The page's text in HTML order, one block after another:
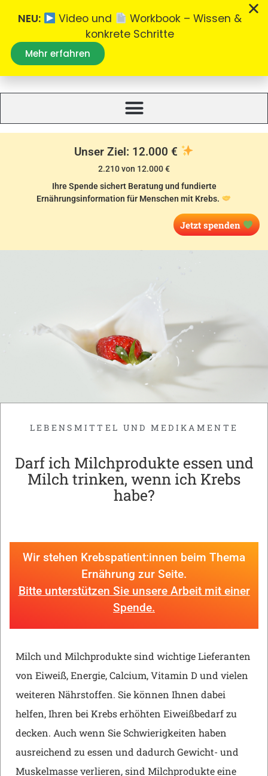
Was essen bei Krebs
Unser Ziel: 12.000 €
2.210 von 12.000 €
Ihre Spende sichert Beratung und fundierte
Ernährungsinformation für Menschen mit Krebs.
Jetzt spenden
LEBENSMITTEL UND MEDIKAMENTE
Darf ich Milchprodukte essen und
Milch trinken, wenn ich Krebs
habe?
Wir stehen Krebspatient:innen beim Thema
Ernährung zur Seite.
Bitte unterstützen Sie unsere Arbeit mit einer
Spende.
Milch und Milchprodukte sind wichtige Lieferanten
von Eiweiß, Energie, Calcium, Vitamin D und vielen
weiteren Nährstoffen. Sie können Ihnen dabei
helfen, Ihren bei Krebs erhöhten Eiweißbedarf zu
decken. Auch wenn Sie Schwierigkeiten haben
ausreichend zu essen und dadurch Gewicht- und
Muskelmasse verlieren, sind Milchprodukte eine
NEU: Video und
Workbook – Wissen &
konkrete Schritte
Mehr erfahren